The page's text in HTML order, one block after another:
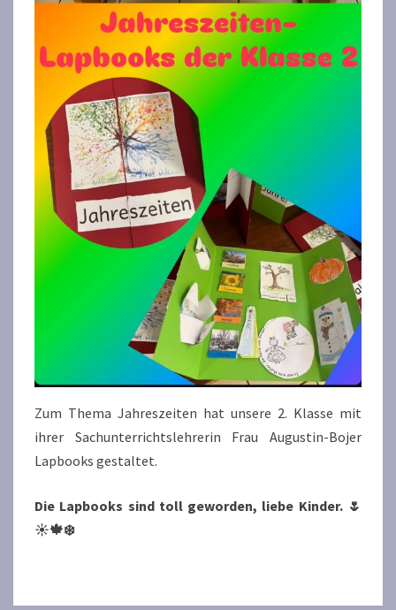
Zum Thema Jahreszeiten hat unsere 2. Klasse mit
ihrer Sachunterrichtslehrerin Frau Augustin-Bojer
Lapbooks gestaltet.
Die Lapbooks sind toll geworden, liebe Kinder. 🌷
☀️🍁❄️